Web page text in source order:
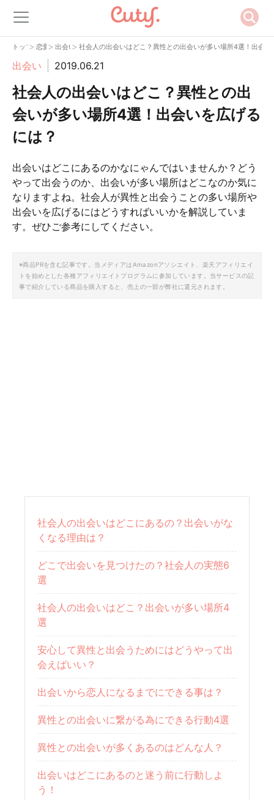
トップ> 恋愛> 出会い> 社会人の出会いはどこ？異性との出会いが多い場所4選！出会い
出会い 2019.06.21
社会人の出会いはどこ？異性との出
会いが多い場所4選！出会いを広げる
には？
出会いはどこにあるのかなにゃんではいませんか？どう
やって出会うのか、出会いが多い場所はどこなのか気に
なりますよね。社会人が異性と出会うことの多い場所や
出会いを広げるにはどうすればいいかを解説していま
す。ぜひご参考にしてください。
※商品PRを含む記事です。当メディアはAmazonアソシエイト、楽天アフィリエイ
トを始めとした各種アフィリエイトプログラムに参加しています。当サービスの記
事で紹介している商品を購入すると、売上の一部が弊社に還元されます。
社会人の出会いはどこにあるの？出会いがな
くなる理由は？
どこで出会いを見つけたの？社会人の実態6
選
社会人の出会いはどこ？出会いが多い場所4
選
安心して異性と出会うためにはどうやって出
会えばいい？
出会いから恋人になるまでにできる事は？
異性との出会いに繋がる為にできる行動4選
異性との出会いが多くあるのはどんな人？
出会いはどこにあるのと迷う前に行動しよ
う！